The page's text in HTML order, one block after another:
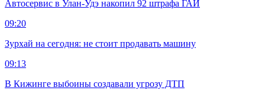
Автосервис в Улан-Удэ накопил 92 штрафа ГАИ
09:20
Зурхай на сегодня: не стоит продавать машину
09:13
В Кижинге выбоины создавали угрозу ДТП